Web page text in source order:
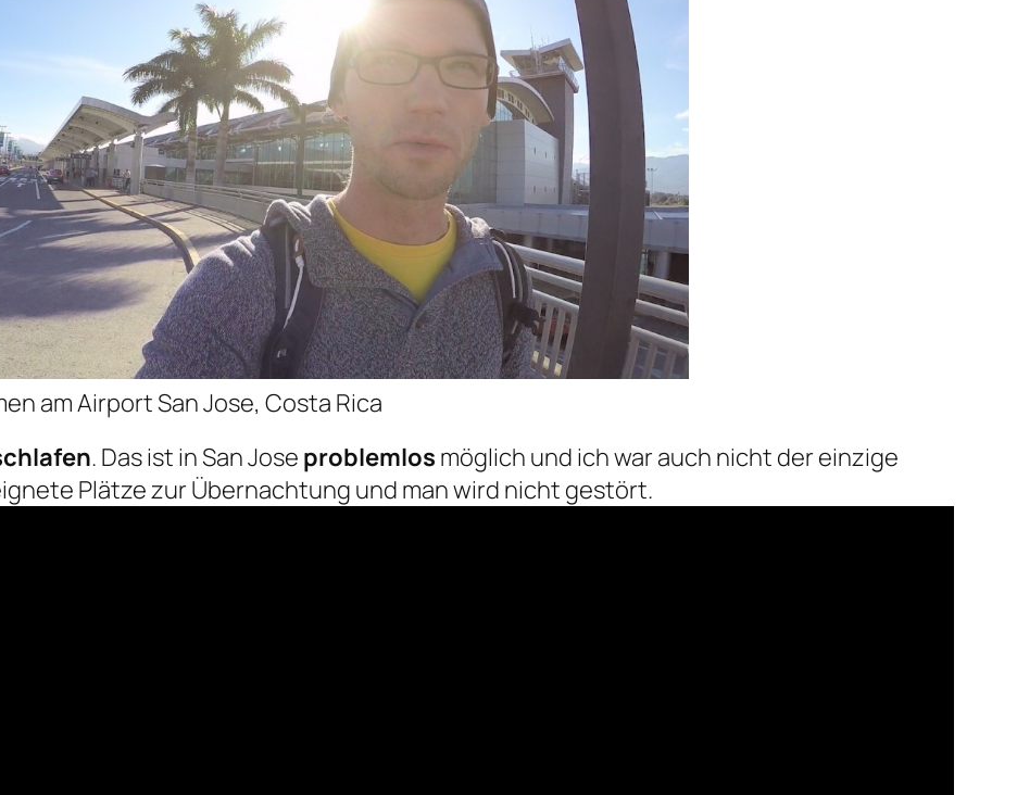
am Airport San Jose, Costa Rica
. Das ist in San Jose problemlos möglich und ich war auch nicht der einzige
Plätze zur Übernachtung und man wird nicht gestört.